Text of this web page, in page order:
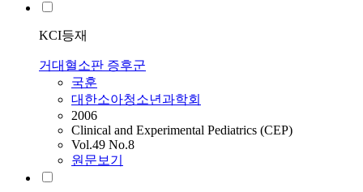
KCI등재
거대혈소판 증후군
국훈
대한소아청소년과학회
2006
Clinical and Experimental Pediatrics (CEP)
Vol.49 No.8
원문보기